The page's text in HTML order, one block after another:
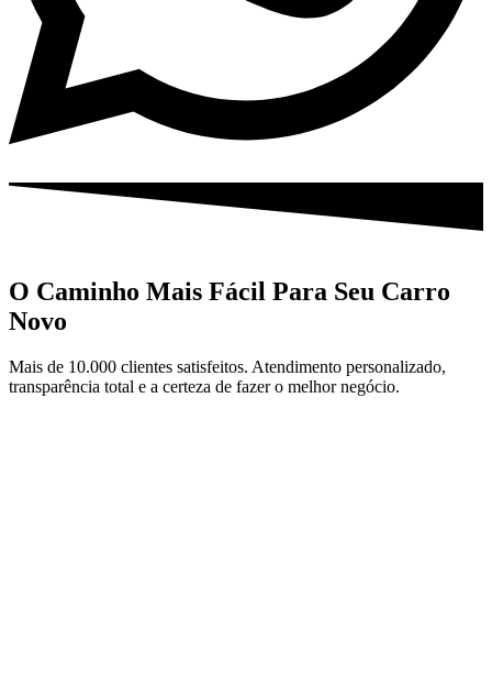
O Caminho Mais Fácil Para Seu Carro
Novo
Mais de 10.000 clientes satisfeitos. Atendimento personalizado,
transparência total e a certeza de fazer o melhor negócio.